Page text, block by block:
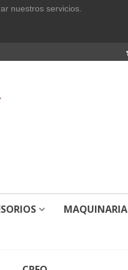
nuestros servicios.
MAQUINARIA